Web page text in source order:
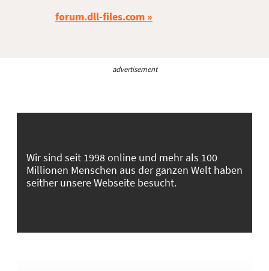
forum.dll-files.com
advertisement
Wir sind seit 1998 online und mehr als 100
Millionen Menschen aus der ganzen Welt haben
seither unsere Webseite besucht.